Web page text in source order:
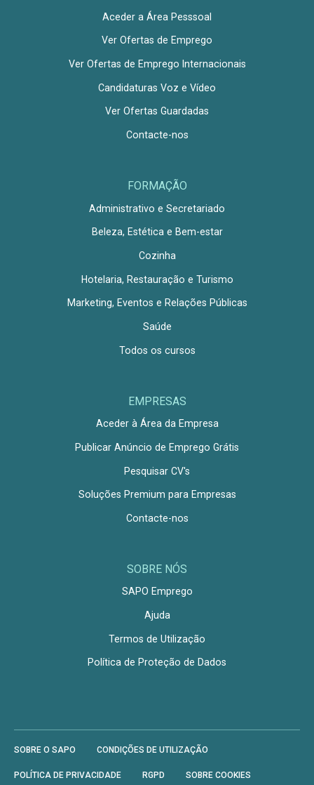
Aceder a Área Pesssoal
Ver Ofertas de Emprego
Ver Ofertas de Emprego Internacionais
Candidaturas Voz e Vídeo
Ver Ofertas Guardadas
Contacte-nos
FORMAÇÃO
Administrativo e Secretariado
Beleza, Estética e Bem-estar
Cozinha
Hotelaria, Restauração e Turismo
Marketing, Eventos e Relações Públicas
Saúde
Todos os cursos
EMPRESAS
Aceder à Área da Empresa
Publicar Anúncio de Emprego Grátis
Pesquisar CV's
Soluções Premium para Empresas
Contacte-nos
SOBRE NÓS
SAPO Emprego
Ajuda
Termos de Utilização
Política de Proteção de Dados
SOBRE O SAPO CONDIÇÕES DE UTILIZAÇÃO
POLÍTICA DE PRIVACIDADE RGPD SOBRE COOKIES